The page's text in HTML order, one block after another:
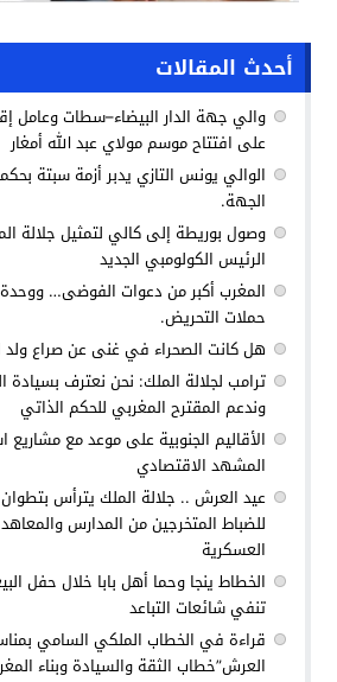
أحدث المقالات
والي جهة الدار البيضاء–سطات وعامل
على افتتاح موسم مولاي عبد الله أمغار
الوالي يونس التازي يدبر أزمة سبتة
الجهة.
وصول بوريطة إلى كالي لتمثيل جلالة
الرئيس الكولومبي الجديد
المغرب أكبر من دعوات الفوضى…
حملات التحريض.
هل كانت الصحراء في غنى عن صراع ولد
ترامب لجلالة الملك: نحن نعترف بسيادة
وندعم المقترح المغربي للحكم الذاتي
الأقاليم الجنوبية على موعد مع مشاريع
المشهد الاقتصادي
عيد العرش .. جلالة الملك يترأس
للضباط المتخرجين من المدارس
العسكرية
الخطاط ينجا وحما أهل بابا خلال حفل
تنفي شائعات التباعد
العرش”خطاب الثقة والسيادة وبناء